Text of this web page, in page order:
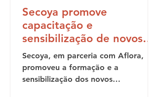
Secoya promove
capacitação e
sensibilização de novos
colaboradores
Secoya, em parceria com Aflora,
promoveu a formação e a
sensibilização dos novos